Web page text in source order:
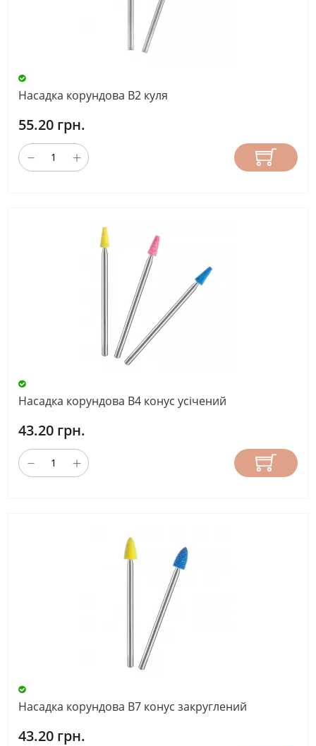
Насадка корундова В2 куля
55.20 грн.
Насадка корундова В4 конус усічений
43.20 грн.
Насадка корундова В7 конус закруглений
43.20 грн.